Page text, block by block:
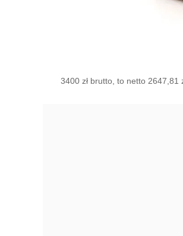
3400 zł brutto, to netto 2647,81